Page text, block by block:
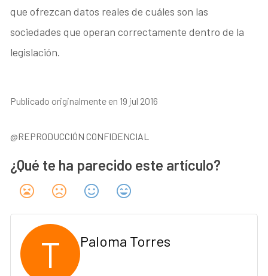
que ofrezcan datos reales de cuáles son las
sociedades que operan correctamente dentro de la
legislación.
Publicado originalmente en 19 jul 2016
@REPRODUCCIÓN CONFIDENCIAL
¿Qué te ha parecido este artículo?
T Paloma Torres